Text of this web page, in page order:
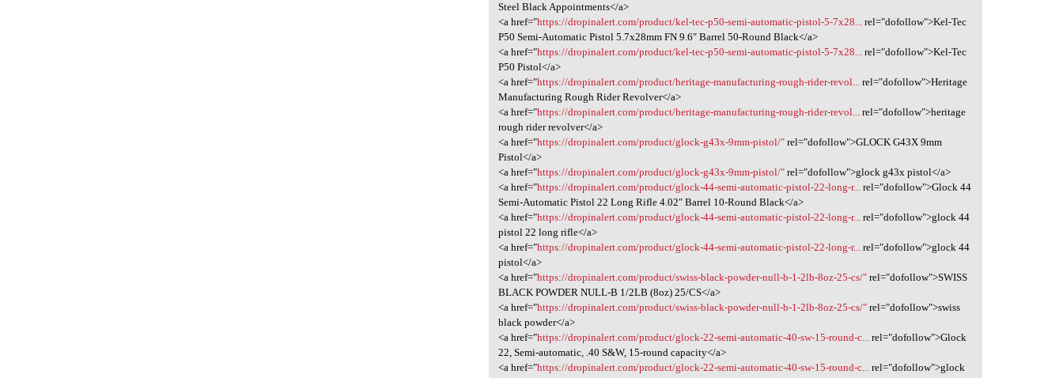
Steel Black Appointments</a>
<a href="https://dropinalert.com/product/kel-tec-p50-semi-automatic-pistol-5-7x28... rel="dofollow">Kel-Tec
P50 Semi-Automatic Pistol 5.7x28mm FN 9.6″ Barrel 50-Round Black</a>
<a href="https://dropinalert.com/product/kel-tec-p50-semi-automatic-pistol-5-7x28... rel="dofollow">Kel-Tec
P50 Pistol</a>
<a href="https://dropinalert.com/product/heritage-manufacturing-rough-rider-revol... rel="dofollow">Heritage
Manufacturing Rough Rider Revolver</a>
<a href="https://dropinalert.com/product/heritage-manufacturing-rough-rider-revol... rel="dofollow">heritage
rough rider revolver</a>
<a href="https://dropinalert.com/product/glock-g43x-9mm-pistol/" rel="dofollow">GLOCK G43X 9mm
Pistol</a>
<a href="https://dropinalert.com/product/glock-g43x-9mm-pistol/" rel="dofollow">glock g43x pistol</a>
<a href="https://dropinalert.com/product/glock-44-semi-automatic-pistol-22-long-r... rel="dofollow">Glock 44
Semi-Automatic Pistol 22 Long Rifle 4.02″ Barrel 10-Round Black</a>
<a href="https://dropinalert.com/product/glock-44-semi-automatic-pistol-22-long-r... rel="dofollow">glock 44
pistol 22 long rifle</a>
<a href="https://dropinalert.com/product/glock-44-semi-automatic-pistol-22-long-r... rel="dofollow">glock 44
pistol</a>
<a href="https://dropinalert.com/product/swiss-black-powder-null-b-1-2lb-8oz-25-cs/" rel="dofollow">SWISS
BLACK POWDER NULL-B 1/2LB (8oz) 25/CS</a>
<a href="https://dropinalert.com/product/swiss-black-powder-null-b-1-2lb-8oz-25-cs/" rel="dofollow">swiss
black powder</a>
<a href="https://dropinalert.com/product/glock-22-semi-automatic-40-sw-15-round-c... rel="dofollow">Glock
22, Semi-automatic, .40 S&W, 15-round capacity</a>
<a href="https://dropinalert.com/product/glock-22-semi-automatic-40-sw-15-round-c... rel="dofollow">glock